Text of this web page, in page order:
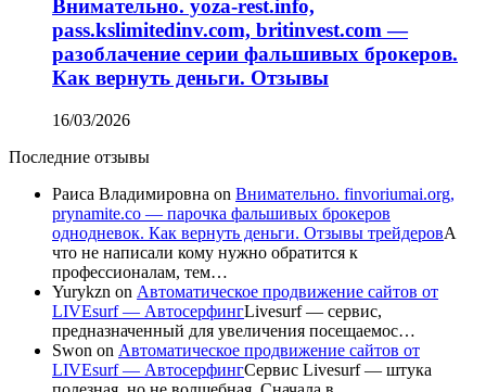
Внимательно. yoza-rest.info,
pass.kslimitedinv.com, britinvest.com —
разоблачение серии фальшивых брокеров.
Как вернуть деньги. Отзывы
16/03/2026
Последние отзывы
Раиса Владимировна on Внимательно. finvoriumai.org,
prynamite.co — парочка фальшивых брокеров
однодневок. Как вернуть деньги. Отзывы трейдеровА
что не написали кому нужно обратится к
профессионалам, тем…
Yurykzn on Автоматическое продвижение сайтов от
LIVEsurf — АвтосерфингLivesurf — сервис,
предназначенный для увеличения посещаемос…
Swon on Автоматическое продвижение сайтов от
LIVEsurf — АвтосерфингСервис Livesurf — штука